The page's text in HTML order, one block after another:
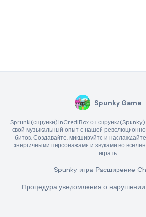
Spunky Game
Sprunki(спрунки) InCrediBox от
свой музыкальный опыт с нашей
битов. Создавайте, микшируйте и
энергичными персонажами и звуками во
играть!
Spunky игра Расширение
Процедура уведомления о нарушении